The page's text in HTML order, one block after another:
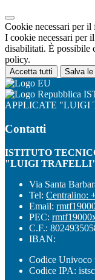
Cookie necessari per il
I cookie necessari per
disabilitati. È possibile
policy.
Accetta tutti Salva le
APPLICATE "LUIGI
Contatti
ISTITUTO
"LUIGI
Via Santa
Tel: Centralino:
Email:
PEC:
C.F.:
IBAN:
Codice
Codice IPA: